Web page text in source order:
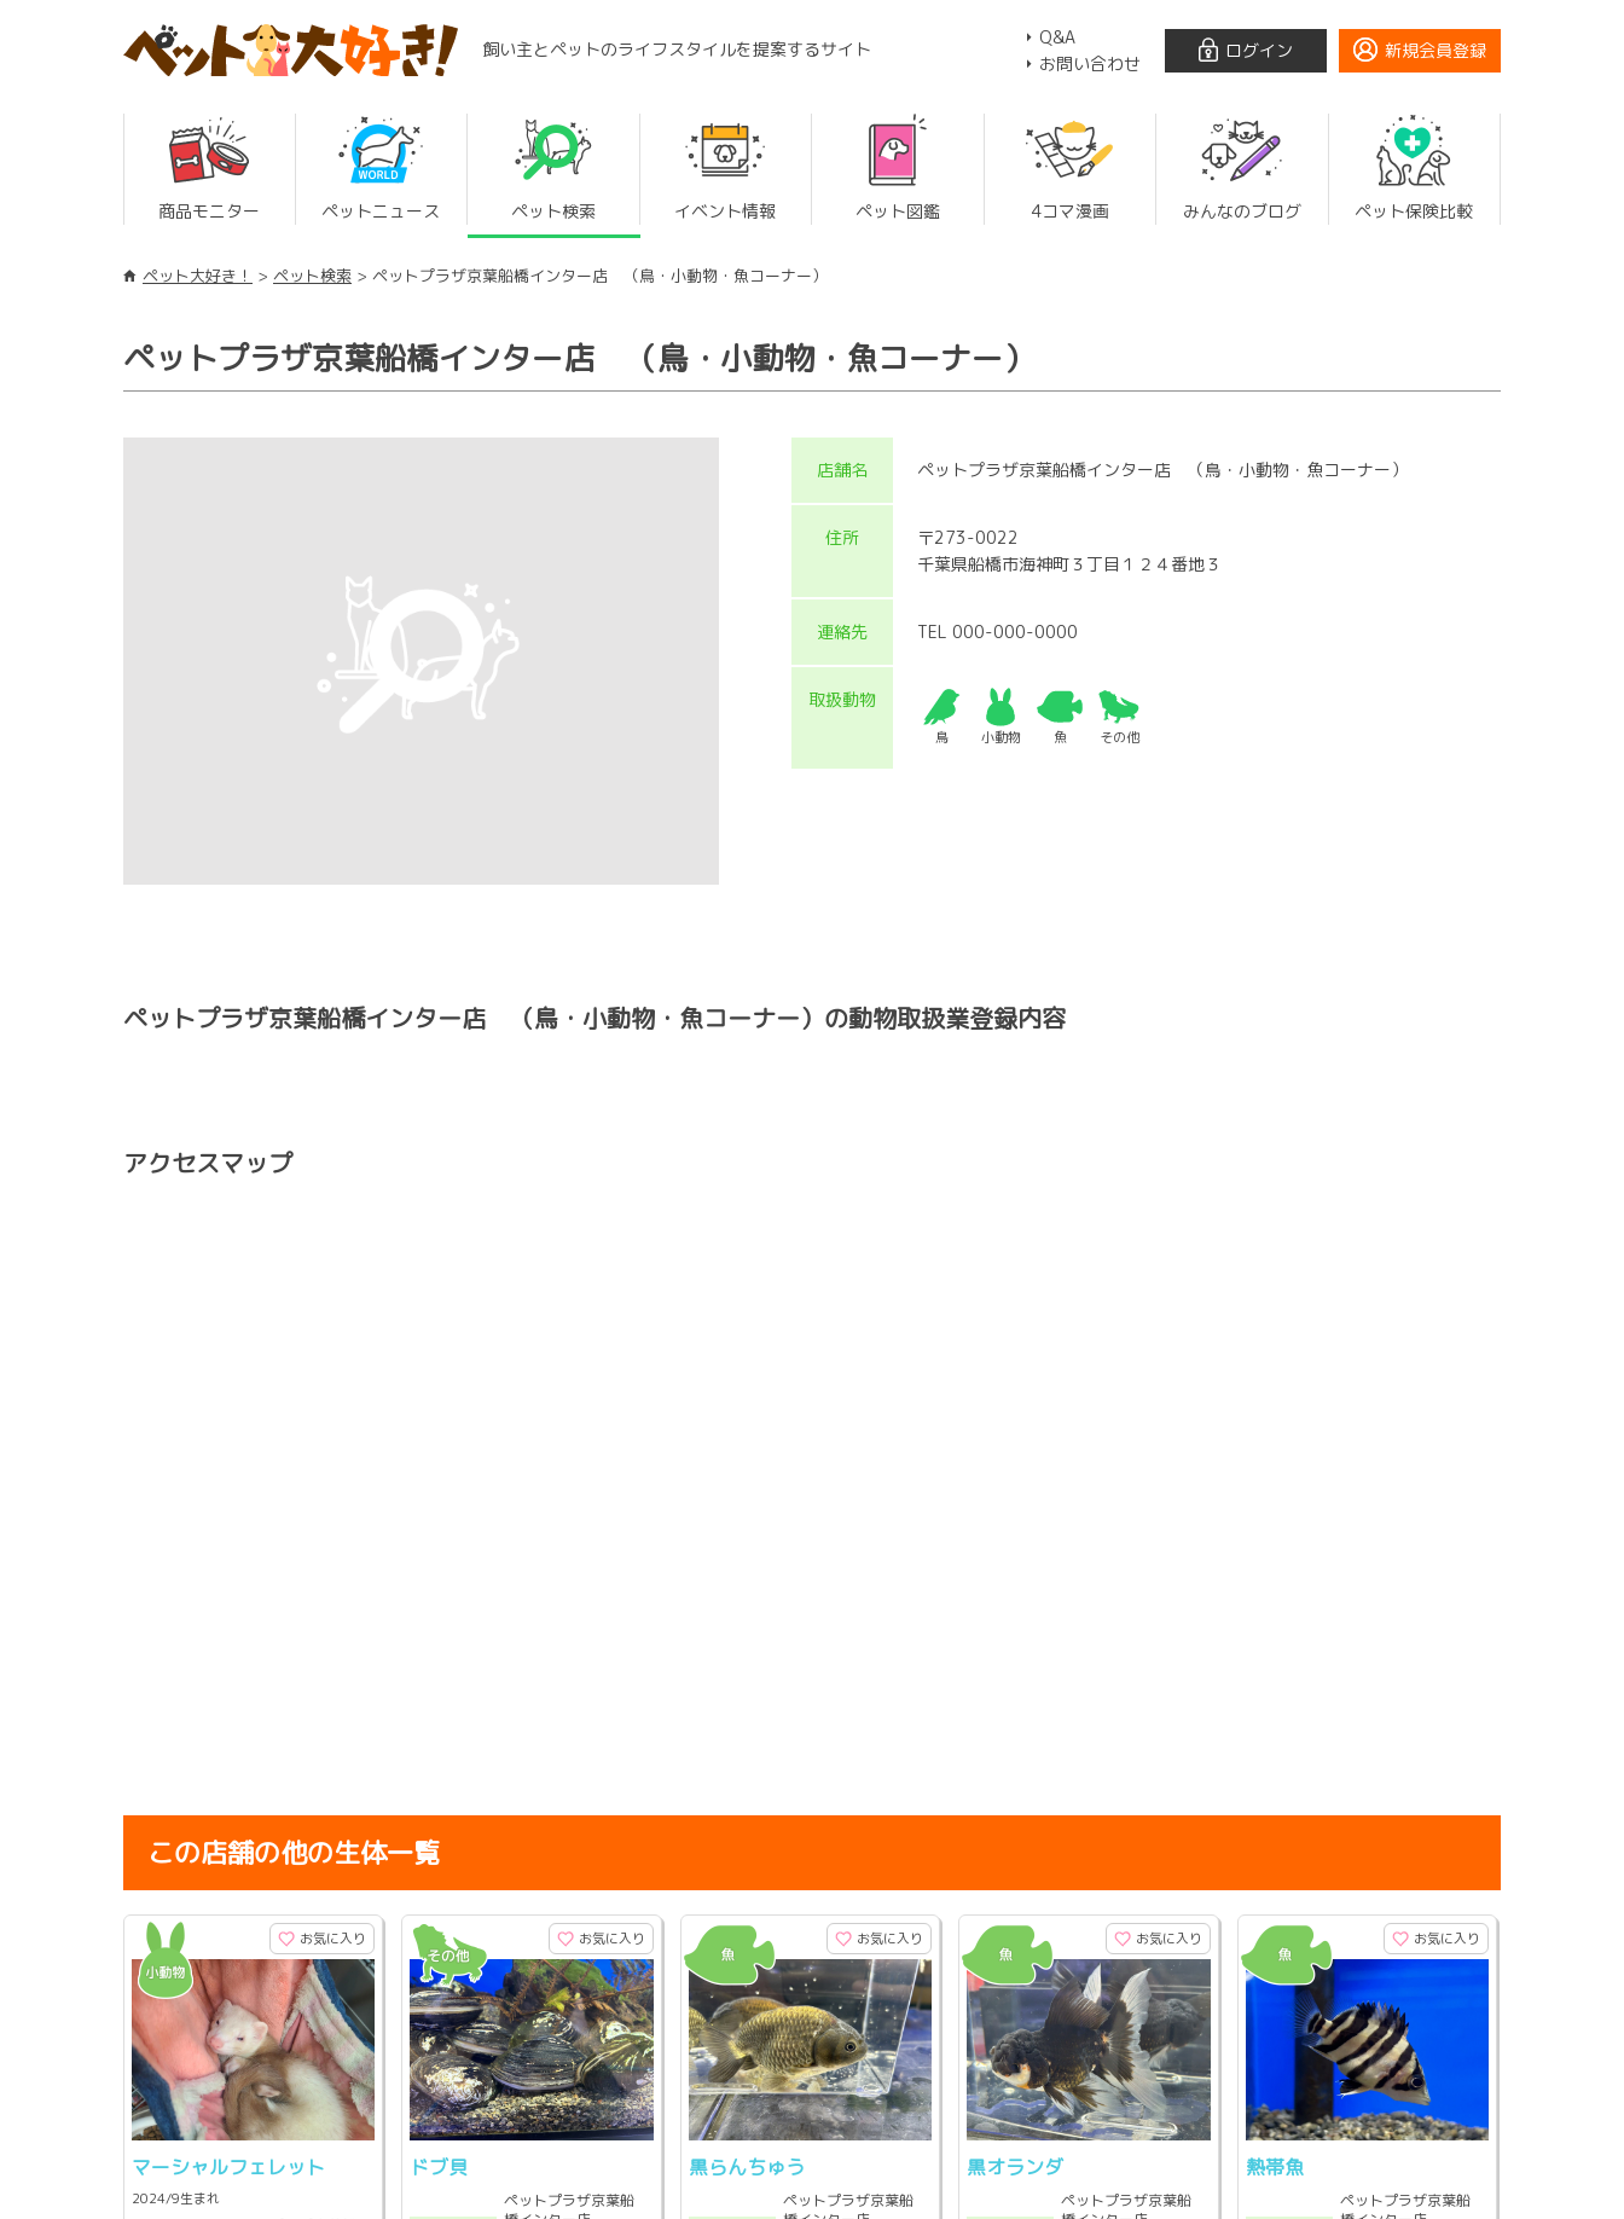
飼い主とペットのライフスタイルを提案するサイト
Q&A
お問い合わせ
ログイン 新規会員登録
商品モニター ペットニュース ペット検索 イベント情報 ペット図鑑 4コマ漫画 みんなのブログ ペット保険比較
ペット大好き！ ペット検索 ペットプラザ京葉船橋インター店 （鳥・小動物・魚コーナー）
ペットプラザ京葉船橋インター店 （鳥・小動物・魚コーナー）
店舗名 ペットプラザ京葉船橋インター店 （鳥・小動物・魚コーナー）
住所
〒273-0022
千葉県船橋市海神町３丁目１２４番地３
連絡先 TEL 000-000-0000
取扱動物
鳥 小動物 魚 その他
ペットプラザ京葉船橋インター店 （鳥・小動物・魚コーナー）の動物取扱業登録内容
アクセスマップ
この店舗の他の生体一覧
お気に入り
マーシャルフェレット
2024/9生まれ
お気に入り
ドブ貝
ペットプラザ京葉船
お気に入り
黒らんちゅう
ペットプラザ京葉船
お気に入り
黒オランダ
ペットプラザ京葉船
お気に入り
熱帯魚
ペットプラザ京葉船